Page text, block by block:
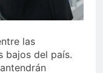
las
bajos del país.